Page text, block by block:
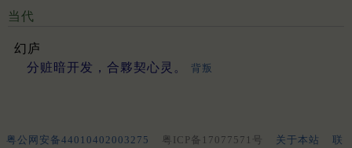
当代
幻庐
分赃暗开发，合夥契心灵。
背叛
粤公网安备44010402003275 粤ICP备17077571号 关于本站
联